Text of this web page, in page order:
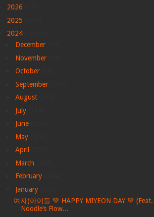
2026
2025
2024
December
November
October
September
August
July
June
May
April
March
February
January
여자)아이들 💚 HAPPY MIYEON DAY 💚 (Feat.
Noodle’s Flow...